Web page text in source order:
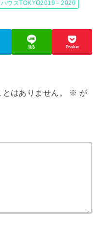
ハウスTOKYO2019－2020
送る Pocket
はありません。 ※ が